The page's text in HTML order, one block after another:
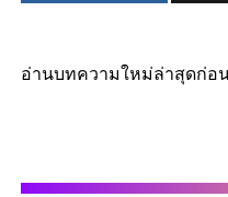
อ่านบทความใหม่ล่าสุดก่อน